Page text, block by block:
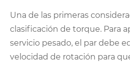
Una de las primeras
clasificación de torque. Para
servicio pesado, el par debe
velocidad de rotación para